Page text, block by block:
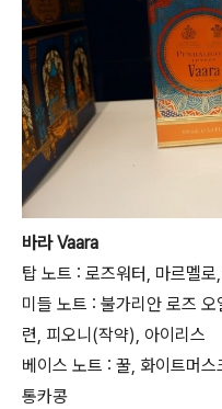
바라 Vaara
탑 노트 : 로즈워터, 마르멜
미들 노트 : 불가리안 로즈
련, 피오니(작약), 아이리스
베이스 노트 : 꿀, 화이트머
통카콩